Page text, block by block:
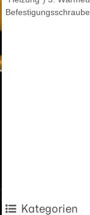
Kategorien